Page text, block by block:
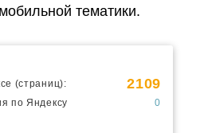
тематики.
(страниц):
2109
по Яндексу
0